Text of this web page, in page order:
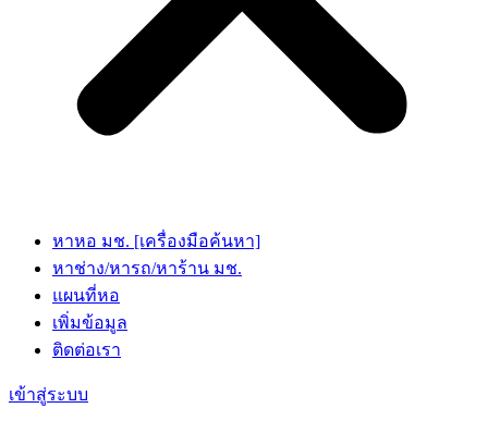
หาหอ มช. [เครื่องมือค้นหา]
หาช่าง/หารถ/หาร้าน มช.
แผนที่หอ
เพิ่มข้อมูล
ติดต่อเรา
เข้าสู่ระบบ